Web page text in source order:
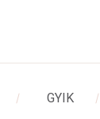
GYIK